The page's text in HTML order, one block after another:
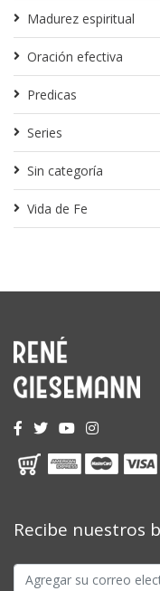
Madurez espiritual
Oración efectiva
Predicas
Series
Sin categoría
Vida de Fe
Recibe nuestros